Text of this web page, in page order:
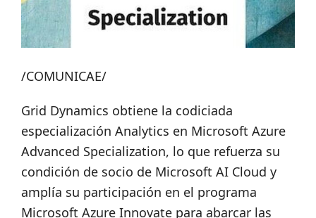
/COMUNICAE/
Grid Dynamics obtiene la codiciada
especialización Analytics en Microsoft Azure
Advanced Specialization, lo que refuerza su
condición de socio de Microsoft AI Cloud y
amplía su participación en el programa
Microsoft Azure Innovate para abarcar las